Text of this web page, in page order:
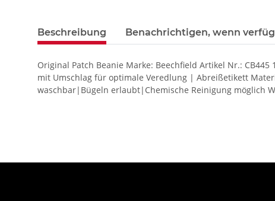
Beschreibung Benachrichtigen, wenn
Original Patch Beanie Marke: Beechfield Artikel Nr.:
mit Umschlag für optimale Veredlung | Abreißetikett
waschbar|Bügeln erlaubt|Chemische Reinigung